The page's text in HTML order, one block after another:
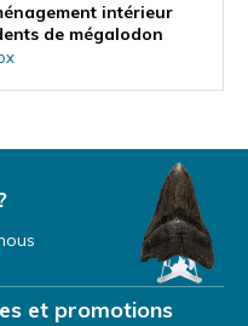
intérieur
de mégalodon
mégalodon comme
et promotions